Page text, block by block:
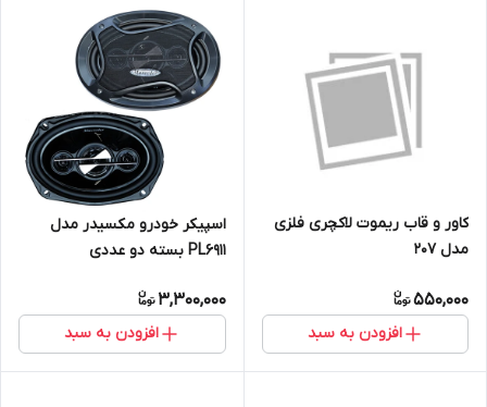
کاور و قاب ریموت لاکچری فلزی
مدل 207
550,000
افزودن به سبد
اسپیکر خودرو مکسیدر مدل
PL6911 بسته دو عددی
3,300,000
افزودن به سبد